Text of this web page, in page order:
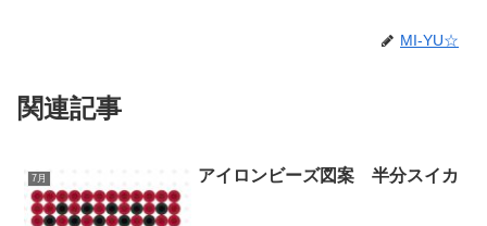
MI-YU☆
関連記事
7月 アイロンビーズ図案 半分スイカ